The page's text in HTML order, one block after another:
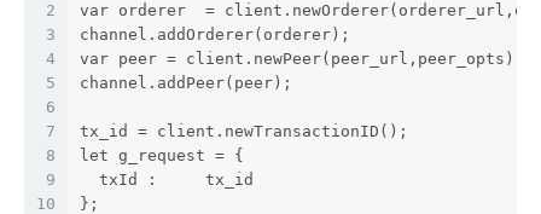
2
3
4
5
6
7
8
9
10
var orderer  =
channel.addOrderer(orderer);
var peer = client.newPeer(peer_url,peer_opts);
channel.addPeer(peer);
tx_id = client.newTransactionID();
let g_request = {
  txId :     tx_id
};